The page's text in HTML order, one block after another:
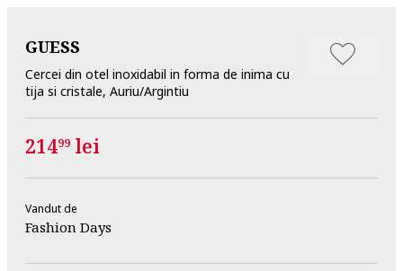
GUESS
Cercei din otel inoxidabil in forma de inima cu
tija si cristale, Auriu/Argintiu
21499 lei
Vandut de
Fashion Days